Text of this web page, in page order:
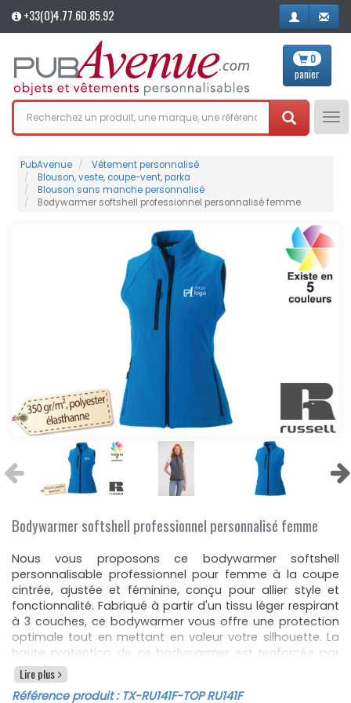
+33(0)4.77.60.85.92
0
panier
PubAvenue
Vêtement personnalisé
Blouson, veste, coupe-vent, parka
Blouson sans manche personnalisé
Bodywarmer softshell professionnel personnalisé femme
Bodywarmer softshell professionnel personnalisé femme
Nous vous proposons ce bodywarmer softshell
personnalisable professionnel pour femme à la coupe
cintrée, ajustée et féminine, conçu pour allier style et
fonctionnalité. Fabriqué à partir d'un tissu léger respirant
à 3 couches, ce bodywarmer vous offre une protection
optimale tout en mettant en valeur votre silhouette. La
haute protection de ce bodywarmer est renforcée par
un cordon de serrage ajustable à la taille, vous
permettant de l'ajuster selon vos préférences et de créer
Lire plus
Référence produit : TX-RU141F-TOP RU141F